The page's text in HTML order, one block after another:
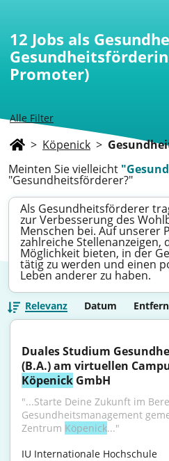
Alle Filter
12 Jobs als
Promoter)
> Köpenick >
Meinten Sie vielleicht
"Gesundheitsförderer?"
Als Gesundheitsförderer
zur Verbesserung des
Menschen bei. Auf unserer
zahlreiche Stellenanzeigen,
Möglichkeit bieten, in der
tätig zu werden und einen
Leben anderer zu haben.
Relevanz Datum
Duales Studium
Köpenick GmbH
"...Starte Deine Zukunft im
Gesundheitsmanagement
Zentrum Köpenick..."
IU Internationale Hochschule